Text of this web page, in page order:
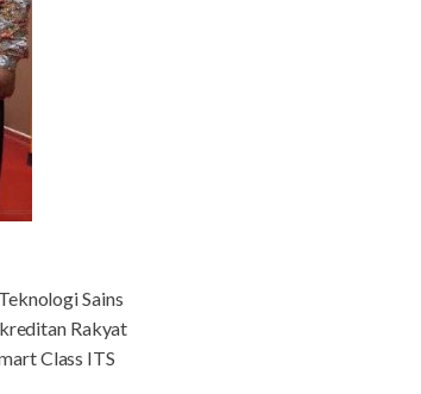
Sains
Rakyat
Class ITS